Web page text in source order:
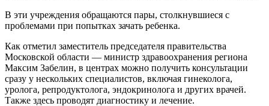
В эти учреждения обращаются пары, столкнувшиеся с
проблемами при попытках зачать ребенка.
Как отметил заместитель председателя правительства
Московской области — министр здравоохранения региона
Максим Забелин, в центрах можно получить консультации
сразу у нескольких специалистов, включая гинеколога,
уролога, репродуктолога, эндокринолога и других врачей.
Также здесь проводят диагностику и лечение.